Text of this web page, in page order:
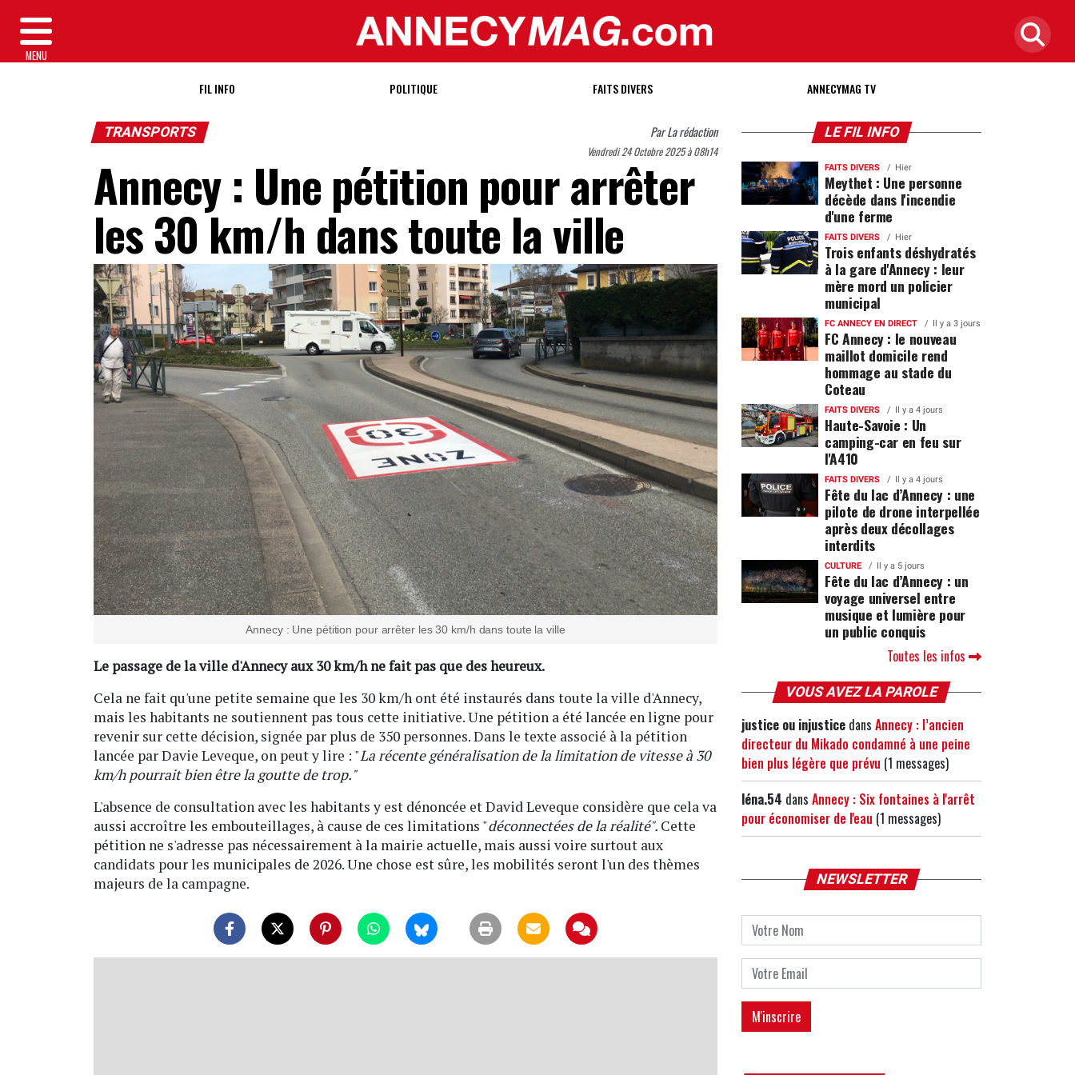
MENU
FIL INFO POLITIQUE FAITS DIVERS ANNECYMAG TV
TRANSPORTS ParLa rédaction
Vendredi 24 Octobre 2025 à 08h14
Annecy : Une pétition pour arrêter
les 30 km/h dans toute la ville
Annecy : Une pétition pour arrêter les 30 km/h dans toute la ville
Le passage de la ville d'Annecy aux 30 km/h ne fait pas que des heureux.
Cela ne fait qu'une petite semaine que les 30 km/h ont été instaurés dans toute la ville d'Annecy,
mais les habitants ne soutiennent pas tous cette initiative. Une pétition a été lancée en ligne pour
revenir sur cette décision, signée par plus de 350 personnes. Dans le texte associé à la pétition
lancée par Davie Leveque, on peut y lire : "La récente généralisation de la limitation de vitesse à 30
km/h pourrait bien être la goutte de trop."
L'absence de consultation avec les habitants y est dénoncée et David Leveque considère que cela va
aussi accroître les embouteillages, à cause de ces limitations "déconnectées de la réalité". Cette
pétition ne s'adresse pas nécessairement à la mairie actuelle, mais aussi voire surtout aux
candidats pour les municipales de 2026. Une chose est sûre, les mobilités seront l'un des thèmes
majeurs de la campagne.
LE FIL INFO
FAITS DIVERS Hier
Meythet : Une personne
décède dans l'incendie
d'une ferme
FAITS DIVERS Hier
Trois enfants déshydratés
à la gare d'Annecy : leur
mère mord un policier
municipal
FC ANNECY EN DIRECT Il y a 3 jours
FC Annecy : le nouveau
maillot domicile rend
hommage au stade du
Coteau
FAITS DIVERS Il y a 4 jours
Haute-Savoie : Un
camping-car en feu sur
l'A410
FAITS DIVERS Il y a 4 jours
Fête du lac d’Annecy : une
pilote de drone interpellée
après deux décollages
interdits
CULTURE Il y a 5 jours
Fête du lac d’Annecy : un
voyage universel entre
musique et lumière pour
un public conquis
Toutes les infos
VOUS AVEZ LA PAROLE
justice ou injustice dans Annecy : l’ancien
directeur du Mikado condamné à une peine
bien plus légère que prévu (1 messages)
léna.54 dans Annecy : Six fontaines à l'arrêt
pour économiser de l'eau (1 messages)
NEWSLETTER